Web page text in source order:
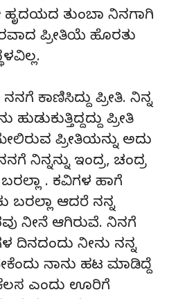
ತುಂಬಾ ನಿನಗಾಗಿ
ಪ್ರೀತಿಯೆ ಹೊರತು
ಕಾಣಿಸಿದ್ದು ಪ್ರೀತಿ. ನಿನ್ನ
ಪ್ರೀತಿ
ಪ್ರೀತಿಯನ್ನು ಅದು
ನಿನ್ನನ್ನು ಇಂದ್ರ, ಚಂದ್ರ
. ಕವಿಗಳ ಹಾಗೆ
ಬರಲ್ಲಾ ಆದರೆ ನನ್ನ
ನೀನೆ ಆಗಿರುವೆ. ನಿನಗೆ
ದಿನದಂದು ನೀನು ನನ್ನ
ನಾನು ಹಟ ಮಾಡಿದ್ದೆ
ಎಂದು ಊರಿಗೆ